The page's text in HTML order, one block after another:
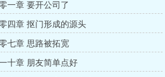
一章 要开公司了
四章 抠门形成的源头
七章 思路被拓宽
十章 朋友简单点好